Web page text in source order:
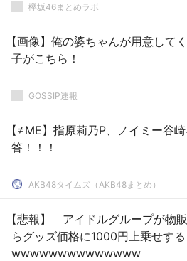
欅坂46まとめラボ
【画像】俺の婆ちゃんが用意して
子がこちら！
GOSSIP速報
【≠ME】指原莉乃P、ノイミー谷
答！！！
AKB48タイムズ（AKB48まとめ）
【悲報】 アイドルグループが物
らグッズ価格に1000円上乗せす
wwwwwwwwwwwwww